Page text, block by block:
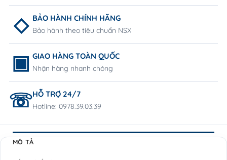
BẢO HÀNH CHÍNH HÃNG
Bảo hành theo tiêu chuẩn NSX
GIAO HÀNG TOÀN QUỐC
Nhận hàng nhanh chóng
HỖ TRỢ 24/7
Hotline: 0978.39.03.39
MÔ TẢ